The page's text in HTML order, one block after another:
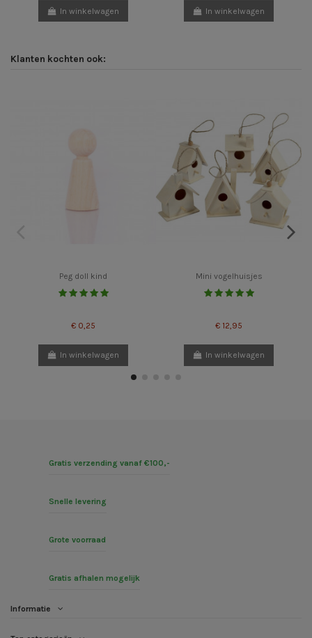
In winkelwagen In winkelwagen
Klanten kochten ook:
Peg doll kind
€ 0,25
In winkelwagen
Mini vogelhuisjes
€ 12,95
In winkelwagen
Gratis verzending vanaf €100,-
Snelle levering
Grote voorraad
Gratis afhalen mogelijk
Informatie